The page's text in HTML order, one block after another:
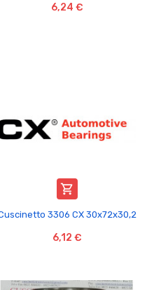
6,24 €

3306 CX 30x72x30,2
6,12 €